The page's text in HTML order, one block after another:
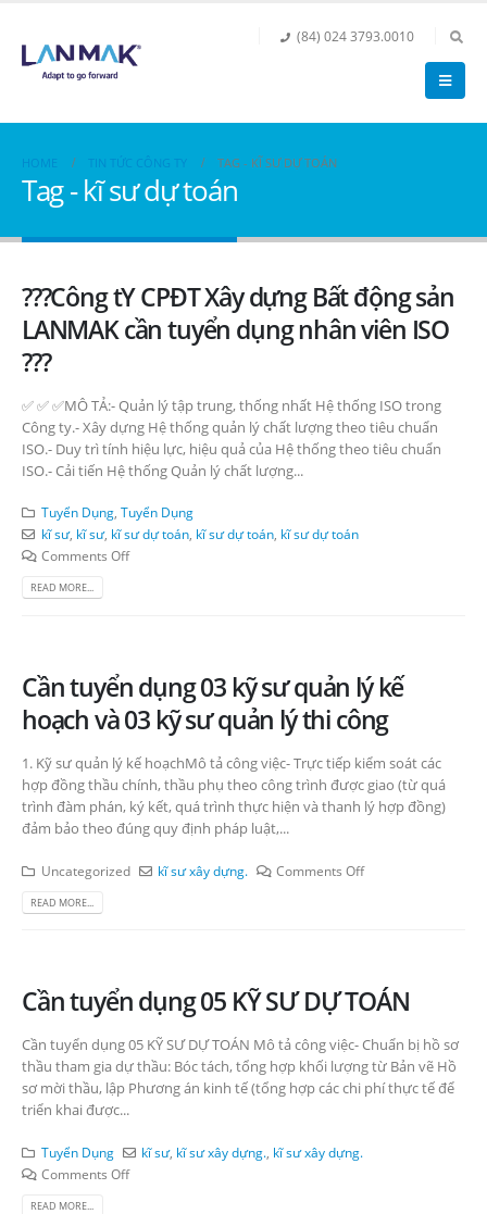
(84) 024 3793.0010
HOME TIN TỨC CÔNG TY TAG - KĨ SƯ DỰ TOÁN
Tag - kĩ sư dự toán
???Công tY CPĐT Xây dựng Bất động sản
LANMAK cần tuyển dụng nhân viên ISO
???
✅ ✅ ✅MÔ TẢ:- Quản lý tập trung, thống nhất Hệ thống ISO trong
Công ty.- Xây dựng Hệ thống quản lý chất lượng theo tiêu chuẩn
ISO.- Duy trì tính hiệu lực, hiệu quả của Hệ thống theo tiêu chuẩn
ISO.- Cải tiến Hệ thống Quản lý chất lượng...
Tuyển Dụng, Tuyển Dụng
kĩ sư, kĩ sư, kĩ sư dự toán, kĩ sư dự toán, kĩ sư dự toán
Comments Off
READ MORE...
Cần tuyển dụng 03 kỹ sư quản lý kế
hoạch và 03 kỹ sư quản lý thi công
1. Kỹ sư quản lý kế hoạchMô tả công việc- Trực tiếp kiểm soát các
hợp đồng thầu chính, thầu phụ theo công trình được giao (từ quá
trình đàm phán, ký kết, quá trình thực hiện và thanh lý hợp đồng)
đảm bảo theo đúng quy định pháp luật,...
Uncategorized kĩ sư xây dựng. Comments Off
READ MORE...
Cần tuyển dụng 05 KỸ SƯ DỰ TOÁN
Cần tuyển dụng 05 KỸ SƯ DỰ TOÁN Mô tả công việc- Chuẩn bị hồ sơ
thầu tham gia dự thầu: Bóc tách, tổng hợp khối lượng từ Bản vẽ Hồ
sơ mời thầu, lập Phương án kinh tế (tổng hợp các chi phí thực tế để
triển khai được...
Tuyển Dụng kĩ sư, kĩ sư xây dựng. kĩ sư xây dựng.
Comments Off
READ MORE...